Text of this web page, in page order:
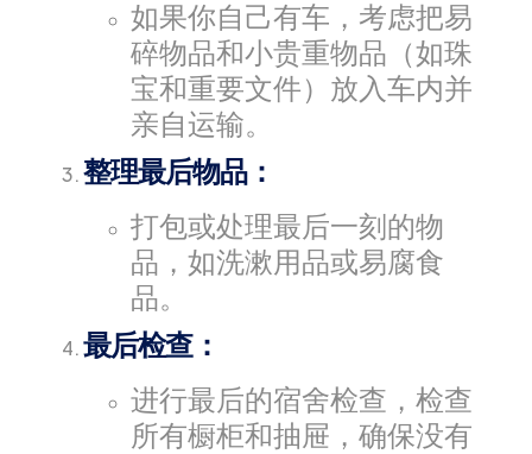
如果你自己有车，考虑把易
碎物品和小贵重物品（如珠
宝和重要文件）放入车内并
亲自运输。
整理最后物品：
打包或处理最后一刻的物
品，如洗漱用品或易腐食
品。
最后检查：
进行最后的宿舍检查，检查
所有橱柜和抽屉，确保没有